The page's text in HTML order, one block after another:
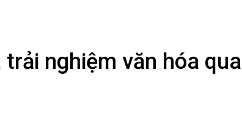
nghiệm văn hóa qua